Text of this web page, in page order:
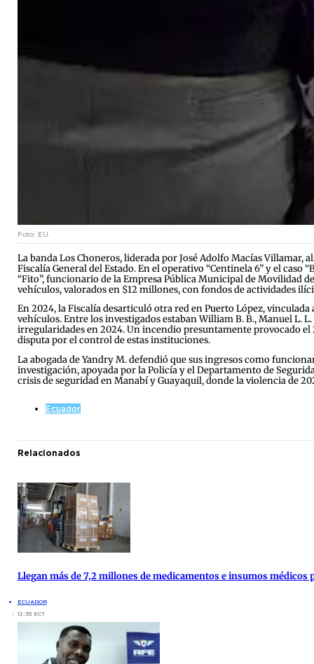
Foto: EU.
La banda Los Choneros, liderada por José Adolfo Macías Villamar,
Fiscalía General del Estado. En el operativo “Centinela 6” y el
“Fito”, funcionario de la Empresa Pública Municipal de Movilidad
vehículos, valorados en $12 millones, con fondos de actividades
En 2024, la Fiscalía desarticuló otra red en Puerto López,
vehículos. Entre los investigados estaban William B. B., Manuel L.
irregularidades en 2024. Un incendio presuntamente provocado el
disputa por el control de estas instituciones.
La abogada de Yandry M. defendió que sus ingresos como
investigación, apoyada por la Policía y el Departamento de
crisis de seguridad en Manabí y Guayaquil, donde la violencia de
Ecuador
Relacionados
Llegan más de 7,2 millones de medicamentos e insumos médicos
ECUADOR
12:53 ECT